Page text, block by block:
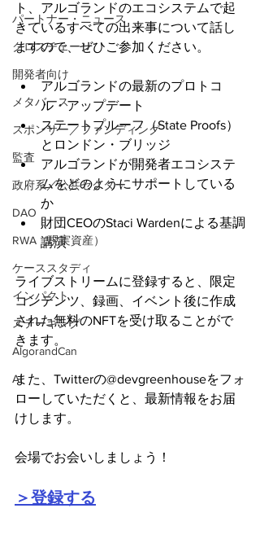
パートナー・ニュース
クロスチェーン
開発者向け
メタバース
スポンサー／ファンディング
監査
政府系／公共セクター
DAO
RWA（現実資産）
ケーススタディ
インパクト
ステーキング
AlgorandCan
AI
ト、アルゴランドのエコシステムで起
きているすべての出来事について話し
ますので、ぜひご参加ください。
アルゴランドの最新のプロトコ
ル・アップデート
ステートプルーフ（State Proofs）
とロンドン・ブリッジ
アルゴランドが開発者エコシステ
ムをどのようにサポートしている
か
財団CEOのStaci Wardenによる基調
講演
ライブストリームに登録すると、限定
コンテンツ、録画、イベント後に作成
された無料のNFTを受け取ることがで
きます。
また、Twitterの@devgreenhouseをフォ
ローしていただくと、最新情報をお届
けします。
会場でお会いしましょう！
＞登録する